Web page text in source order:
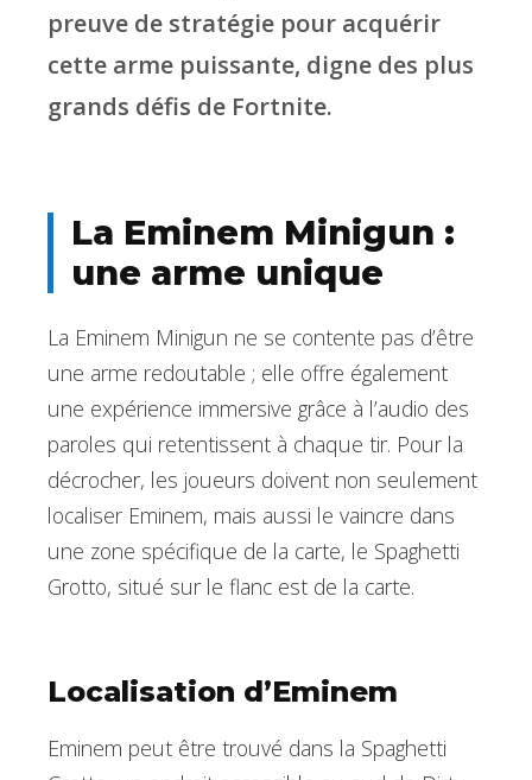
preuve de stratégie pour acquérir
cette arme puissante, digne des plus
grands défis de Fortnite.
La Eminem Minigun :
une arme unique
La Eminem Minigun ne se contente pas d’être
une arme redoutable ; elle offre également
une expérience immersive grâce à l’audio des
paroles qui retentissent à chaque tir. Pour la
décrocher, les joueurs doivent non seulement
localiser Eminem, mais aussi le vaincre dans
une zone spécifique de la carte, le Spaghetti
Grotto, situé sur le flanc est de la carte.
Localisation d’Eminem
Eminem peut être trouvé dans la Spaghetti